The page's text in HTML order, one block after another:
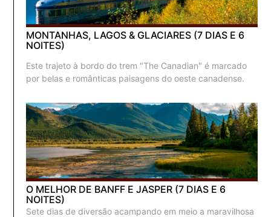
MONTANHAS, LAGOS & GLACIARES (7 DIAS E 6
NOITES)
Este trajeto à bordo do trem "The Canadian" é marcado
por belas e românticas paisagens do oeste canadense.
O MELHOR DE BANFF E JASPER (7 DIAS E 6
NOITES)
Sete dias de diversão acampando em meio a maravilhosa